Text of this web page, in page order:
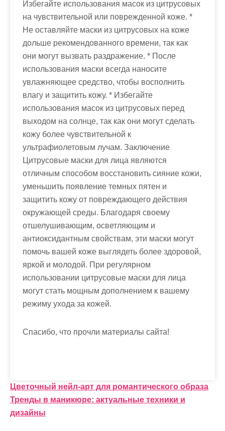
Избегайте использования масок из цитрусовых
на чувствительной или поврежденной коже. *
Не оставляйте маски из цитрусовых на коже
дольше рекомендованного времени, так как
они могут вызвать раздражение. * После
использования маски всегда наносите
увлажняющее средство, чтобы восполнить
влагу и защитить кожу. * Избегайте
использования масок из цитрусовых перед
выходом на солнце, так как они могут сделать
кожу более чувствительной к
ультрафиолетовым лучам. Заключение
Цитрусовые маски для лица являются
отличным способом восстановить сияние кожи,
уменьшить появление темных пятен и
защитить кожу от повреждающего действия
окружающей среды. Благодаря своему
отшелушивающим, осветляющим и
антиоксидантным свойствам, эти маски могут
помочь вашей коже выглядеть более здоровой,
яркой и молодой. При регулярном
использовании цитрусовые маски для лица
могут стать мощным дополнением к вашему
режиму ухода за кожей.
Спасибо, что прочли материалы сайта!
Н
а
Цветочный нейл-арт для романтического образа
Тренды в маникюре: актуальные техники и
дизайны